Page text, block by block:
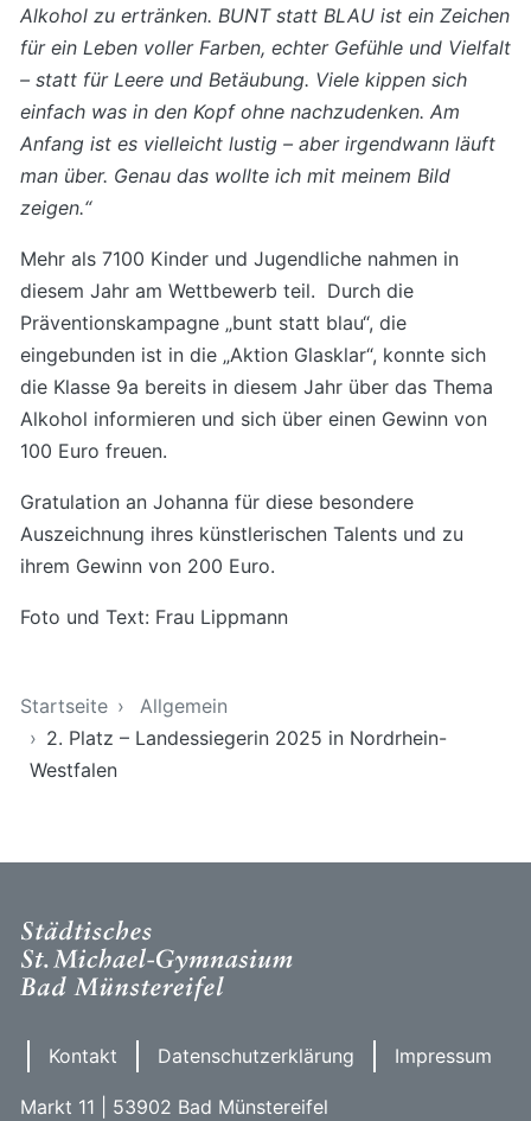
Alkohol zu ertränken. BUNT statt BLAU ist ein Zeichen
für ein Leben voller Farben, echter Gefühle und Vielfalt
– statt für Leere und Betäubung. Viele kippen sich
einfach was in den Kopf ohne nachzudenken. Am
Anfang ist es vielleicht lustig – aber irgendwann läuft
man über. Genau das wollte ich mit meinem Bild
zeigen.“
Mehr als 7100 Kinder und Jugendliche nahmen in
diesem Jahr am Wettbewerb teil. Durch die
Präventionskampagne „bunt statt blau“, die
eingebunden ist in die „Aktion Glasklar“, konnte sich
die Klasse 9a bereits in diesem Jahr über das Thema
Alkohol informieren und sich über einen Gewinn von
100 Euro freuen.
Gratulation an Johanna für diese besondere
Auszeichnung ihres künstlerischen Talents und zu
ihrem Gewinn von 200 Euro.
Foto und Text: Frau Lippmann
Startseite
Allgemein
2. Platz – Landessiegerin 2025 in Nordrhein-
Westfalen
Kontakt Datenschutzerklärung Impressum
Markt 11 | 53902 Bad Münstereifel